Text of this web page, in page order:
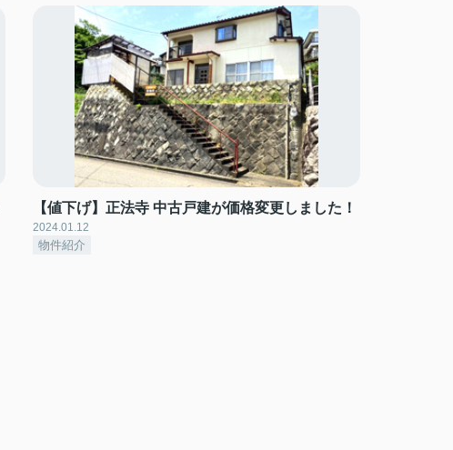
【値下げ】正法寺 中古戸建が価格変更しました！
2024.01.12
物件紹介